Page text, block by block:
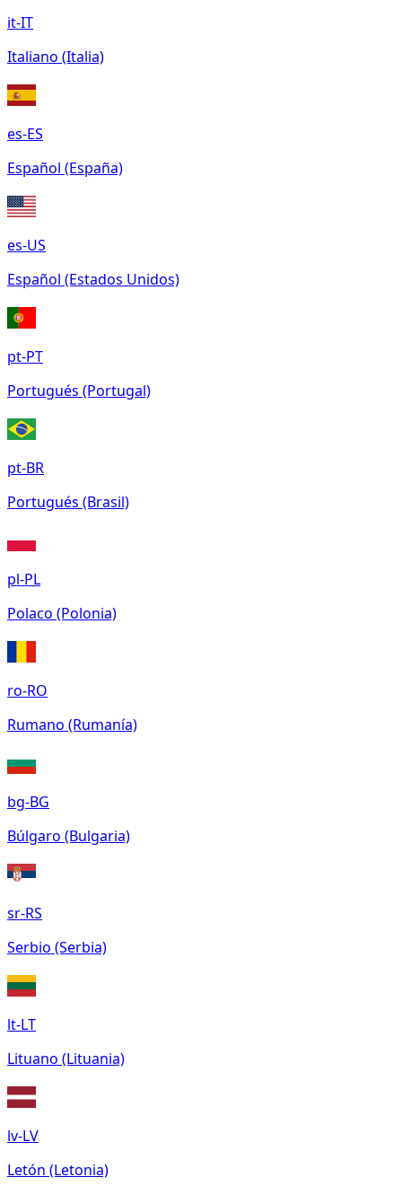
it-IT
Italiano (Italia)
es-ES
Español (España)
es-US
Español (Estados Unidos)
pt-PT
Portugués (Portugal)
pt-BR
Portugués (Brasil)
pl-PL
Polaco (Polonia)
ro-RO
Rumano (Rumanía)
bg-BG
Búlgaro (Bulgaria)
sr-RS
Serbio (Serbia)
lt-LT
Lituano (Lituania)
lv-LV
Letón (Letonia)